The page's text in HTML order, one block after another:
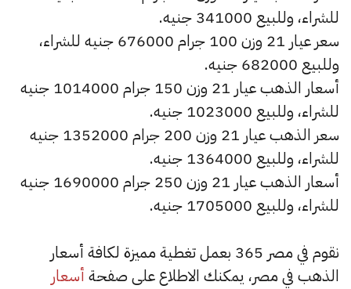
للشراء، وللبيع 341000 جنيه.
سعر عيار 21 وزن 100 جرام 676000 جنيه للشراء،
وللبيع 682000 جنيه.
أسعار الذهب عيار 21 وزن 150 جرام 1014000 جنيه
للشراء، وللبيع 1023000 جنيه.
سعر الذهب عيار 21 وزن 200 جرام 1352000 جنيه
للشراء، وللبيع 1364000 جنيه.
أسعار الذهب عيار 21 وزن 250 جرام 1690000 جنيه
للشراء، وللبيع 1705000 جنيه.
نقوم في مصر 365 بعمل تغطية مميزة لكافة أسعار
الذهب في مصر، يمكنك الاطلاع على صفحة أسعار